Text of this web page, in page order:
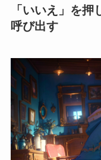
「いいえ」を
呼び出す